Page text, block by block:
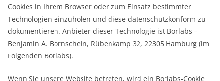
Cookies in Ihrem Browser oder zum Einsatz bestimmter
Technologien einzuholen und diese datenschutzkonform zu
dokumentieren. Anbieter dieser Technologie ist Borlabs –
Benjamin A. Bornschein, Rübenkamp 32, 22305 Hamburg (im
Folgenden Borlabs).
Wenn Sie unsere Website betreten, wird ein Borlabs-Cookie